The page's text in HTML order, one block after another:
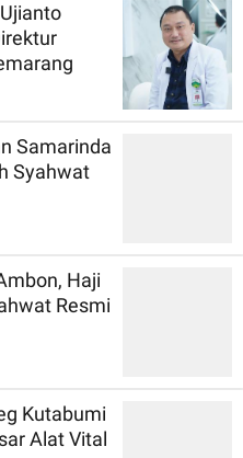
Samarinda
Syahwat
Haji
Resmi
Kutabumi
Alat Vital